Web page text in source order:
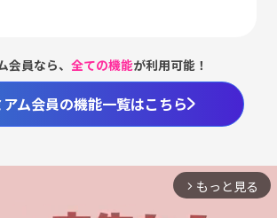
会員なら、全ての機能が利用可能！
ム会員の機能一覧はこちら
arrow_forward_ios もっと見る